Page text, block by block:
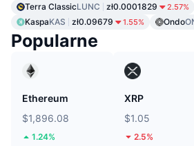
Terra ClassicLUNC zł0.0001829 2.57%
KaspaKAS zł0.09679 1.55% Ondo
Popularne
Ethereum
$1,896.08
1.24%
XRP
$1.05
2.5%